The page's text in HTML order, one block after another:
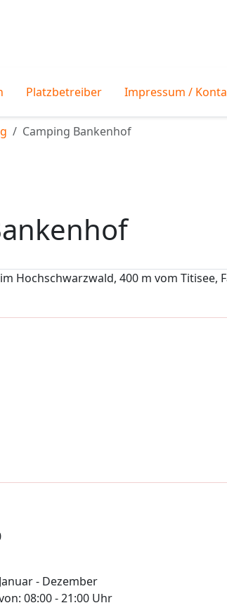
Platzbetreiber Impressum /
Camping Bankenhof
Hochschwarzwald, 400 m vom Titisee,
Januar - Dezember
08:00 - 21:00 Uhr